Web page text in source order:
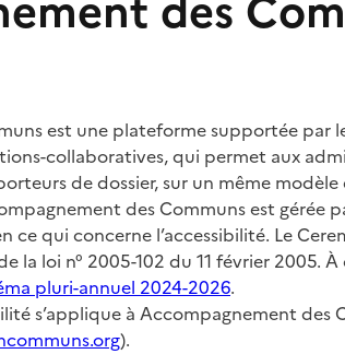
est une plateforme supportée par
collaboratives, qui permet aux
de dossier, sur un même
des Communs est gérée
qui concerne l’accessibilité. Le
la loi n° 2005-102 du 11 février
pluri-annuel 2024-2026.
s’applique à Accompagnement des
).